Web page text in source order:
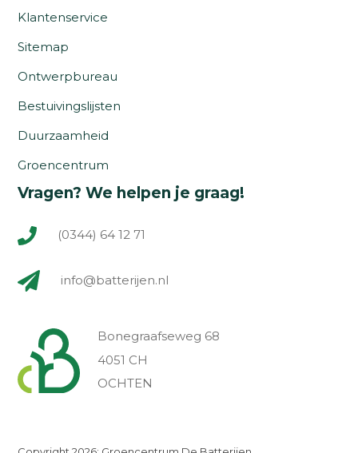
Klantenservice
Sitemap
Ontwerpbureau
Bestuivingslijsten
Duurzaamheid
Groencentrum
Vragen? We helpen je graag!
(0344) 64 12 71
info@batterijen.nl
Bonegraafseweg 68
4051 CH
OCHTEN